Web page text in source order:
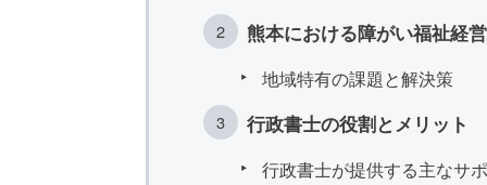
熊本における障がい福祉経
地域特有の課題と解決策
行政書士の役割とメリット
行政書士が提供する主なサ